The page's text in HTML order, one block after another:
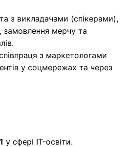
з викладачами (спікерами),
замовлення мерчу та
з маркетологами
у соцмережах та через
у сфері IT-освіти.